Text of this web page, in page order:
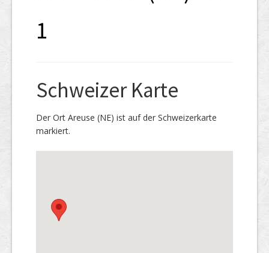
1
Schweizer Karte
Der Ort Areuse (NE) ist auf der Schweizerkarte
markiert.